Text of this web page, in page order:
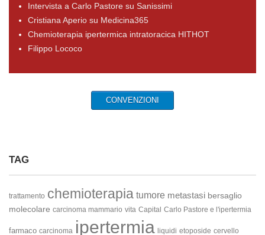
Intervista a Carlo Pastore su Sanissimi
Cristiana Aperio su Medicina365
Chemioterapia ipertermica intratoracica HITHOT
Filippo Lococo
CONVENZIONI
TAG
trattamento chemioterapia tumore metastasi bersaglio
molecolare carcinoma mammario vita Capital Carlo Pastore e l'ipertermia
farmaco carcinoma ipertermia liquidi etoposide cervello